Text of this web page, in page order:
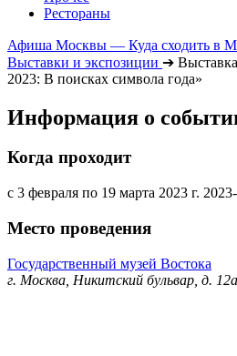
Рестораны
Афиша Москвы — Куда сходить в
Выставки и экспозиции ➔
2023: В поисках символа года»
Информация о
Когда проходит
с 3 февраля по 19 марта 2023 г.
Место проведения
Государственный музей Востока
г. Москва, Никитский бульвар, д. 12а